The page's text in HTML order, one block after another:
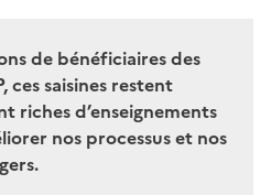
de bénéficiaires des
ces saisines restent
riches d’enseignements
nos processus et nos